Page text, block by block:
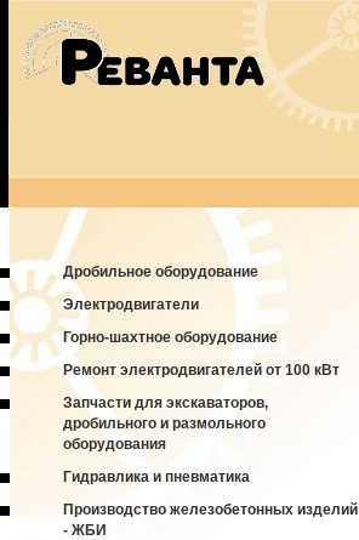
Дробильное оборудование
Электродвигатели
Горно-шахтное оборудование
Ремонт электродвигателей от 100 кВт
Запчасти для экскаваторов,
дробильного и размольного
оборудования
Гидравлика и пневматика
Производство железобетонных изделий
- ЖБИ